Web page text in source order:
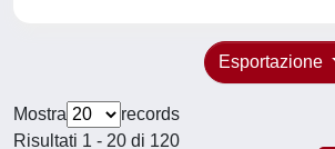
Esportazione
Mostra
records
Risultati 1 - 20 di 120